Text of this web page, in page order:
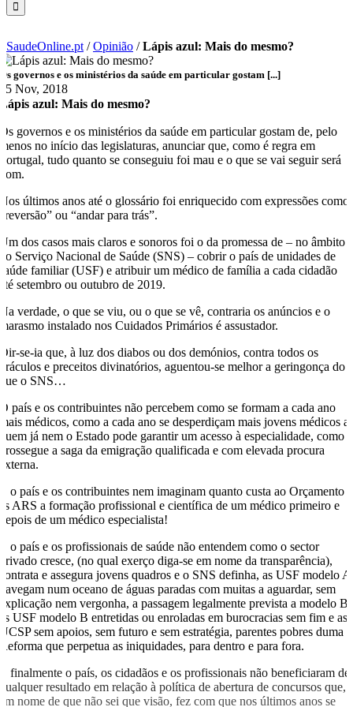
SaudeOnline.pt /Opinião /Lápis azul: Mais do mesmo?
Os governos e os ministérios da saúde em particular gostam [...]
15 Nov, 2018
Lápis azul: Mais do mesmo?
Os governos e os ministérios da saúde em particular gostam de, pelo
menos no início das legislaturas, anunciar que, como é regra em
Portugal, tudo quanto se conseguiu foi mau e o que se vai seguir será
bom.
Nos últimos anos até o glossário foi enriquecido com expressões como
“reversão” ou “andar para trás”.
Um dos casos mais claros e sonoros foi o da promessa de – no âmbito
do Serviço Nacional de Saúde (SNS) – cobrir o país de unidades de
saúde familiar (USF) e atribuir um médico de família a cada cidadão
até setembro ou outubro de 2019.
Na verdade, o que se viu, ou o que se vê, contraria os anúncios e o
marasmo instalado nos Cuidados Primários é assustador.
Dir-se-ia que, à luz dos diabos ou dos demónios, contra todos os
oráculos e preceitos divinatórios, aguentou-se melhor a geringonça do
que o SNS…
O país e os contribuintes não percebem como se formam a cada ano
mais médicos, como a cada ano se desperdiçam mais jovens médicos a
quem já nem o Estado pode garantir um acesso à especialidade, como
prossegue a saga da emigração qualificada e com elevada procura
externa.
E o país e os contribuintes nem imaginam quanto custa ao Orçamento e
às ARS a formação profissional e científica de um médico primeiro e
depois de um médico especialista!
E o país e os profissionais de saúde não entendem como o sector
privado cresce, (no qual exerço diga-se em nome da transparência),
contrata e assegura jovens quadros e o SNS definha, as USF modelo A
navegam num oceano de águas paradas com muitas a aguardar, sem
explicação nem vergonha, a passagem legalmente prevista a modelo B,
as USF modelo B entretidas ou enroladas em burocracias sem fim e as
UCSP sem apoios, sem futuro e sem estratégia, parentes pobres duma
Reforma que perpetua as iniquidades, para dentro e para fora.
E finalmente o país, os cidadãos e os profissionais não beneficiaram de
qualquer resultado em relação à política de abertura de concursos que,
em nome de que não sei que visão, fez com que nos últimos anos se